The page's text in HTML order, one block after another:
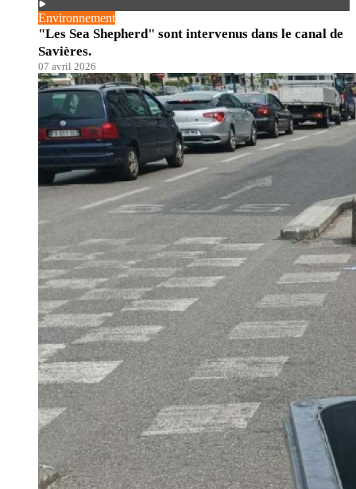
Environnement
"Les Sea Shepherd" sont intervenus dans le canal de
Savières.
07 avril 2026